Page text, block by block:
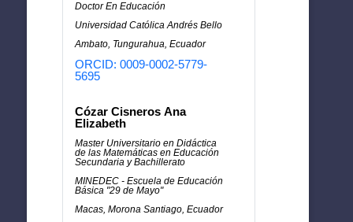
Doctor En Educación
Universidad Católica Andrés Bello
Ambato, Tungurahua, Ecuador
ORCID: 0009-0002-5779-
5695
Cózar Cisneros Ana
Elizabeth
Master Universitario en Didáctica
de las Matemáticas en Educación
Secundaria y Bachillerato
MINEDEC - Escuela de Educación
Básica "29 de Mayo"
Macas, Morona Santiago, Ecuador